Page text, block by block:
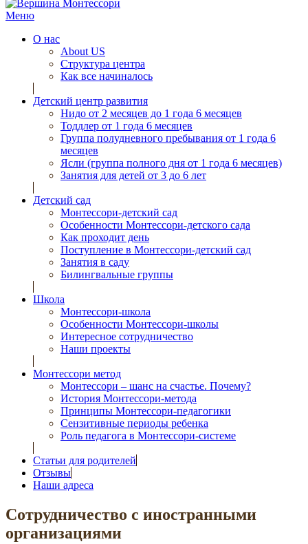
Меню
О нас
About US
Структура центра
Как все начиналось
Детский центр развития
Нидо от 2 месяцев до 1 года 6 месяцев
Тоддлер от 1 года 6 месяцев
Группа полудневного пребывания от 1 года 6
месяцев
Ясли (группа полного дня от 1 года 6 месяцев)
Занятия для детей от 3 до 6 лет
Детский сад
Монтессори-детский сад
Особенности Монтессори-детского сада
Как проходит день
Поступление в Монтессори-детский сад
Занятия в саду
Билингвальные группы
Школа
Монтессори-школа
Особенности Монтессори-школы
Интересное сотрудничество
Наши проекты
Монтессори метод
Монтессори – шанс на счастье. Почему?
История Монтессори-метода
Принципы Монтессори-педагогики
Сензитивные периоды ребенка
Роль педагога в Монтессори-системе
Статьи для родителей
Отзывы
Наши адреса
Сотрудничество с иностранными
организациями